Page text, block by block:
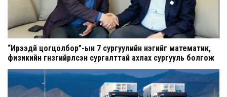
“Ирээдүй цогцолбор”-ын 7 сургуулийн нэгийг математик,
физикийн гүнзгийрүүлсэн сургалттай ахлах сургууль болгож
шинэчилнэ